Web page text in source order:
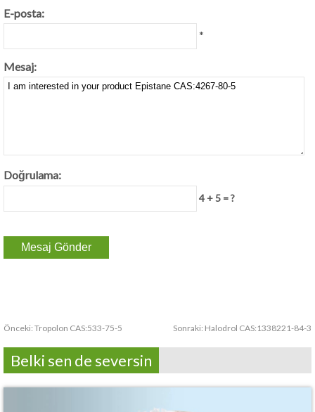
E-posta:
*
Mesaj:
Doğrulama:
4 + 5 = ?
Önceki: Tropolon CAS:533-75-5 Sonraki: Halodrol CAS:1338221-84-3
Belki sen de seversin